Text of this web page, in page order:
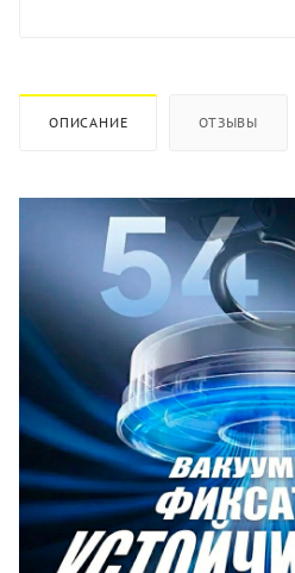
ОПИСАНИЕ ОТЗЫВЫ